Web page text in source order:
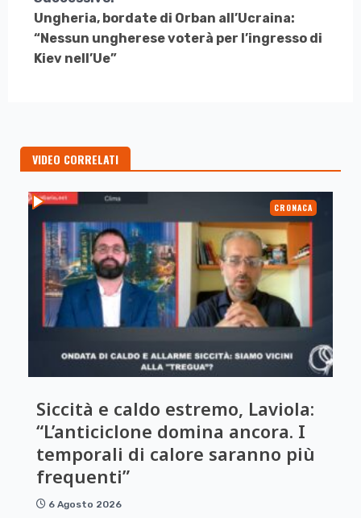
Ungheria, bordate di Orban all’Ucraina:
“Nessun ungherese voterà per l’ingresso di
Kiev nell’Ue”
VIDEO CORRELATI
CRONACA
Siccità e caldo estremo, Laviola:
“L’anticiclone domina ancora. I
temporali di calore saranno più
frequenti”
6 Agosto 2026